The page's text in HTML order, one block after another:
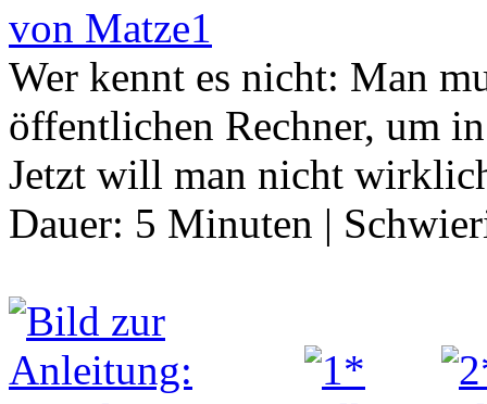
von Matze1
Wer kennt es nicht: Man
öffentlichen Rechner, um
Jetzt will man nicht
Dauer: 5 Minuten |